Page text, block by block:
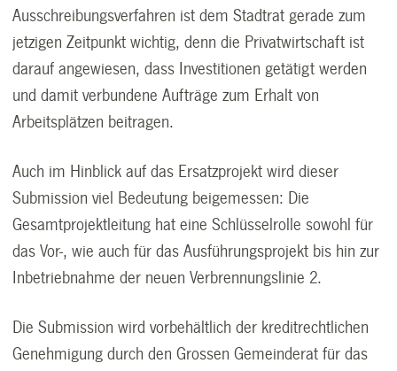
Ausschreibungsverfahren ist dem Stadtrat gerade zum
jetzigen Zeitpunkt wichtig, denn die Privatwirtschaft ist
darauf angewiesen, dass Investitionen getätigt werden
und damit verbundene Aufträge zum Erhalt von
Arbeitsplätzen beitragen.
Auch im Hinblick auf das Ersatzprojekt wird dieser
Submission viel Bedeutung beigemessen: Die
Gesamtprojektleitung hat eine Schlüsselrolle sowohl für
das Vor-, wie auch für das Ausführungsprojekt bis hin zur
Inbetriebnahme der neuen Verbrennungslinie 2.
Die Submission wird vorbehältlich der kreditrechtlichen
Genehmigung durch den Grossen Gemeinderat für das